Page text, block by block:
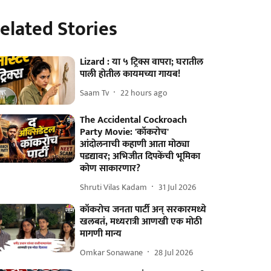
Stories
Lizard : या ५ ट्रिक्स वापरा; घरातील
पाली होतील कायमच्या गायब!
Saam Tv 22 hours ago
The Accidental Cockroach
Party Movie: 'कॉकरोच'
आंदोलनाची कहाणी आता मोठ्या
पडद्यावर; अभिजीत दिपकेंची भूमिका
कोण साकारणार?
Shruti Vilas Kadam 31 Jul 2026
कॉकरोच जनता पार्टी अन् सरकारमध्ये
खलबतं, मध्यरात्री आणखी एक मोठी
मागणी मान्य
Omkar Sonawane 28 Jul 2026